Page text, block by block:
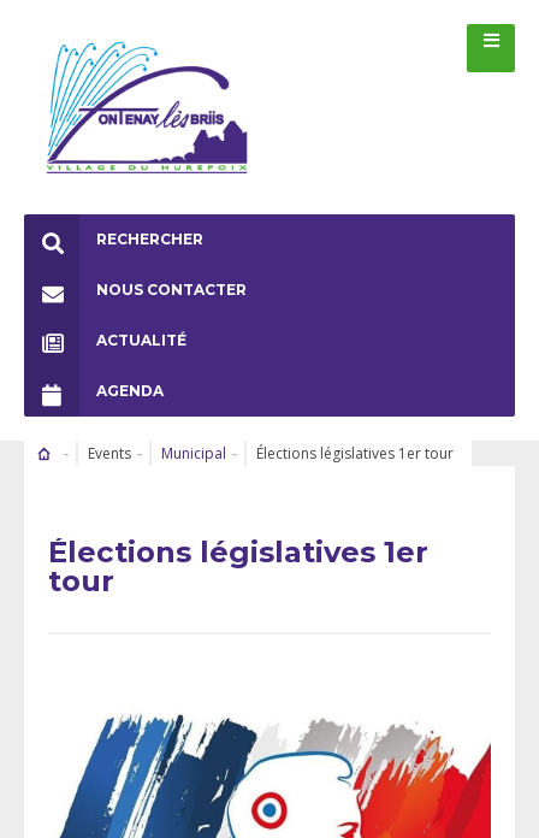
RECHERCHER
NOUS CONTACTER
ACTUALITÉ
AGENDA
Events Municipal Élections législatives 1er tour
Élections législatives 1er
tour